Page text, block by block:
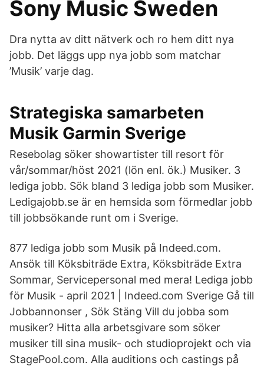
Sony Music Sweden
Dra nytta av ditt nätverk och ro hem ditt nya
jobb. Det läggs upp nya jobb som matchar
’Musik’ varje dag.
Strategiska samarbeten
Musik Garmin Sverige
Resebolag söker showartister till resort för
vår/sommar/höst 2021 (lön enl. ök.) Musiker. 3
lediga jobb. Sök bland 3 lediga jobb som Musiker.
Ledigajobb.se är en hemsida som förmedlar jobb
till jobbsökande runt om i Sverige.
877 lediga jobb som Musik på Indeed.com.
Ansök till Köksbiträde Extra, Köksbiträde Extra
Sommar, Servicepersonal med mera! Lediga jobb
för Musik - april 2021 | Indeed.com Sverige Gå till
Jobbannonser , Sök Stäng Vill du jobba som
musiker? Hitta alla arbetsgivare som söker
musiker till sina musik- och studioprojekt och via
StagePool.com. Alla auditions och castings på